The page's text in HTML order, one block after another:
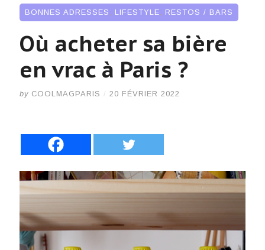
BONNES ADRESSES , LIFESTYLE, RESTOS / BARS
Où acheter sa bière
en vrac à Paris ?
by COOLMAGPARIS / 20 FÉVRIER 2022